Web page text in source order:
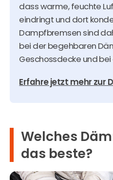
dass warme, feuchte
eindringt und dort
Dampfbremsen sind
bei der begehbaren
Geschossdecke und
Erfahre jetzt mehr zur
Welches
das beste?